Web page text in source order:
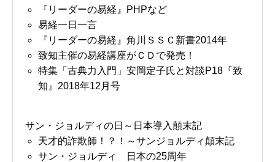
『リーダーの易経』PHPなど
易経一日一言
『リーダーの易経』角川ＳＳＣ新書2014年
致知主催の易経講座がＣＤで発売！
特集「古典力入門」安岡定子氏と対談P18『致
知』2018年12月号
サン・ジョルディの日～日本導入顛末記
天才的詐欺師！？！～サンジョルディ顛末記
サン・ジョルディ 日本の25周年